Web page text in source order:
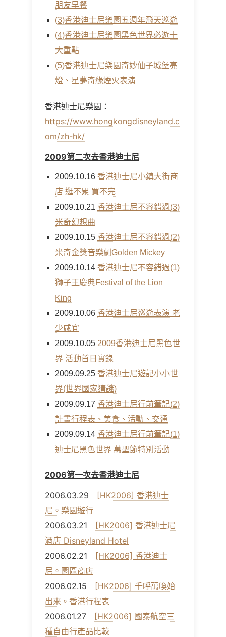
朋友早餐
(3)香港迪士尼樂園五週年飛天巡遊
(4)香港迪士尼樂園黑色世界必遊十
大重點
(5)香港迪士尼樂園奇妙仙子城堡亮
燈、星夢奇緣煙火表演
香港迪士尼樂園：
https://www.hongkongdisneyland.c
om/zh-hk/
2009第二次去香港迪士尼
2009.10.16 香港迪士尼小鎮大街商
店 逛不累 買不完
2009.10.21 香港迪士尼不容錯過(3)
米奇幻想曲
2009.10.15 香港迪士尼不容錯過(2)
米奇金獎音樂劇Golden Mickey
2009.10.14 香港迪士尼不容錯過(1)
獅子王慶典Festival of the Lion
King
2009.10.06 香港迪士尼巡遊表演 老
少咸宜
2009.10.05 2009香港迪士尼黑色世
界 活動首日實錄
2009.09.25 香港迪士尼遊記小小世
界(世界國家猜謎)
2009.09.17 香港迪士尼行前筆記(2)
計畫行程表、美食、活動、交通
2009.09.14 香港迪士尼行前筆記(1)
迪士尼黑色世界 萬聖節特別活動
2006第一次去香港迪士尼
2006.03.29
[HK2006] 香港迪士
尼。樂園遊行
2006.03.21
[HK2006] 香港迪士尼
酒店 Disneyland Hotel
2006.02.21
[HK2006] 香港迪士
尼。園區商店
2006.02.15
[HK2006] 千呼萬喚始
出來。香港行程表
2006.01.27
[HK2006] 國泰航空三
種自由行產品比較